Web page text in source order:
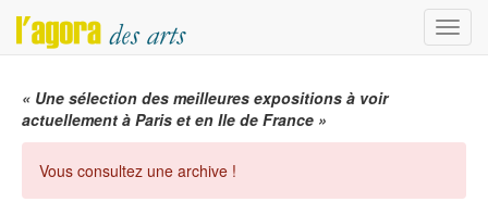
Menu
« Une sélection des meilleures expositions à voir
actuellement à Paris et en Ile de France »
Vous consultez une archive !